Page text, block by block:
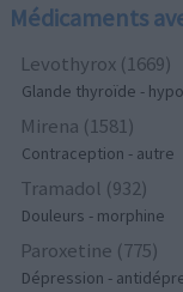
Médicaments
Levothyrox (1669)
Glande thyroïde -
Mirena (1581)
Contraception - autre
Tramadol (932)
Douleurs - morphine
Paroxetine (775)
Dépression -